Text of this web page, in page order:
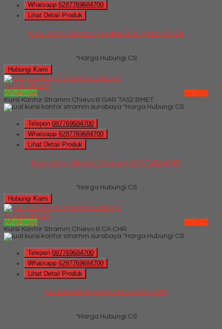
Whatsapp 6287769684700
Lihat Detail Produk
Kursi Kantor Stramm Senator GAR Synch T35 CB
*Harga Hubungi CS
Hubungi Kami
QUICK ORDER
Whatsapp
via SMS
Kursi Kantor Stramm Chievo III GAR TAS2 BMET
*Harga Hubungi CS
Telepon 087769684700
Whatsapp 6287769684700
Lihat Detail Produk
Kursi Kantor Stramm Chievo III GAR TAS2 BMET
*Harga Hubungi CS
Hubungi Kami
QUICK ORDER
Whatsapp
via SMS
Kursi Kantor Stramm Chievo III CA CHR
*Harga Hubungi CS
Telepon 087769684700
Whatsapp 6287769684700
Lihat Detail Produk
Kursi Kantor Stramm Chievo III CA CHR
*Harga Hubungi CS